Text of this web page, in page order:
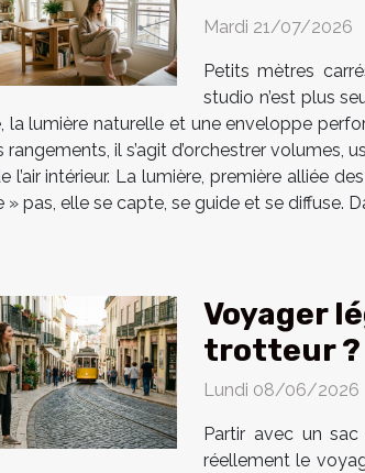
Mardi 21/07/2026
Petits mètres
studio n’est plus
la lumière naturelle et une enveloppe
rangements, il s’agit d’orchestrer
l’air intérieur. La lumière, première alliée
» pas, elle se capte, se guide et se diffuse.
Voyager
trotteur ?
Lundi 08/06/2026
Partir avec un
réellement le